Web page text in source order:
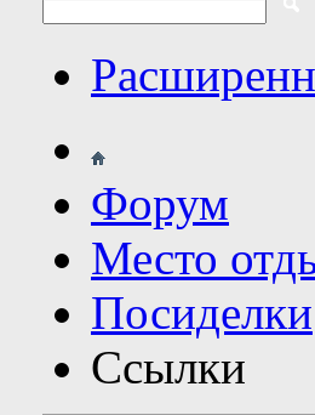
Форум
Место
Посиделки
Ссылки